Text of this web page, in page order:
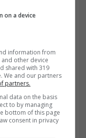
abitazione
che
o studenti
diritto a 300
se il reddito
euro. Si
in cui lo
on a device
information from
other device
shared with 319
We and our partners
partners.
data on the basis
to by managing
bottom of this page
consent in privacy